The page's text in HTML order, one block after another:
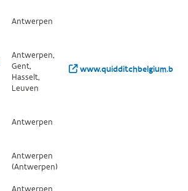
Antwerpen
Antwerpen,
Gent,
Hasselt,
Leuven
www.quidditchbelgium.be/
Antwerpen
Antwerpen
(Antwerpen)